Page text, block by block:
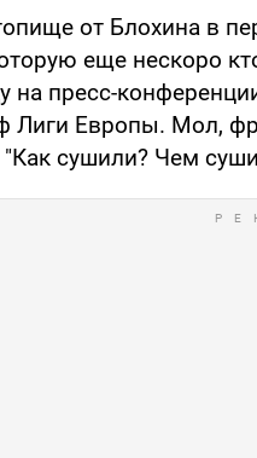
от Блохина в
еще нескоро
на пресс-
Лиги Европы. Мол,
"Как сушили? Чем